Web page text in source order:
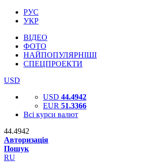
РУС
УКР
ВІДЕО
ФОТО
НАЙПОПУЛЯРНІШІ
СПЕЦПРОЕКТИ
USD
USD 44.4942
EUR 51.3366
Всі курси валют
44.4942
Авторизація
Пошук
RU